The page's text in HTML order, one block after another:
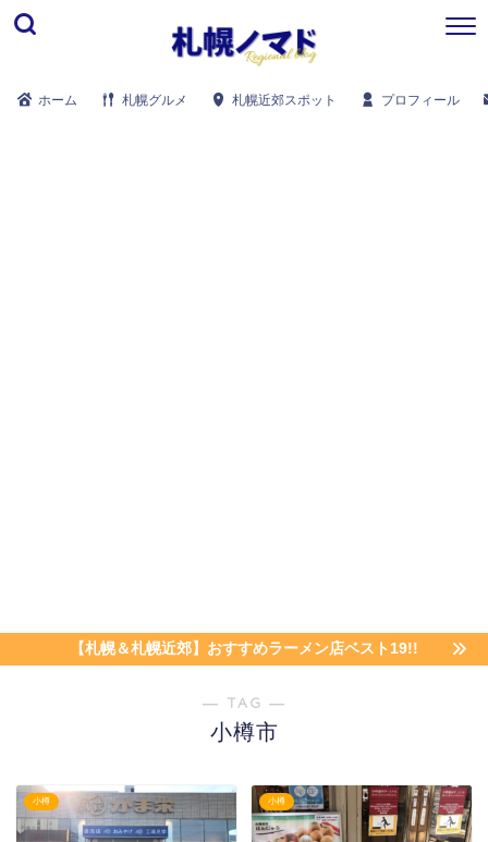
ホーム 札幌グルメ 札幌近郊スポット プロフィール
【札幌＆札幌近郊】おすすめラーメン店ベスト19!!
― TAG ―
小樽市
小樽 小樽